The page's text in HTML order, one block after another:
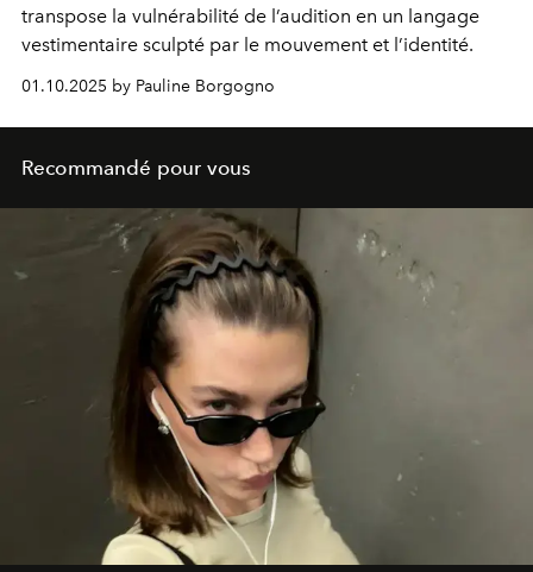
transpose la vulnérabilité de l’audition en un langage
vestimentaire sculpté par le mouvement et l’identité.
01.10.2025 by Pauline Borgogno
Recommandé pour vous